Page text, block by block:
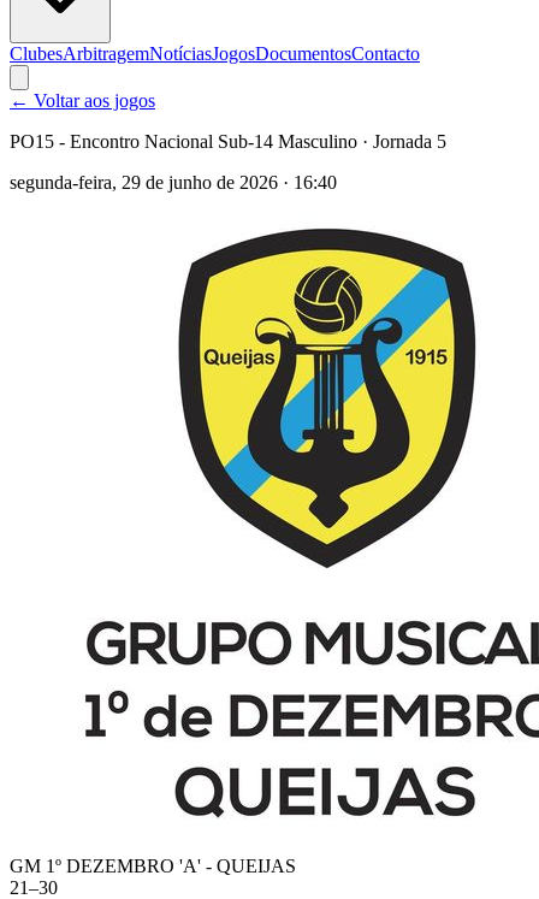
ClubesArbitragemNotíciasJogosDocumentosContacto
← Voltar aos jogos
PO15 - Encontro Nacional Sub-14 Masculino · Jornada 5
segunda-feira, 29 de junho de 2026 · 16:40
GM 1º DEZEMBRO 'A' - QUEIJAS
21–30